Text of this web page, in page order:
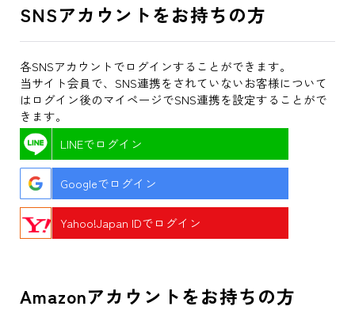
SNSアカウントをお持ちの方
各SNSアカウントでログインすることができます。
当サイト会員で、SNS連携をされていないお客様について
はログイン後のマイページでSNS連携を設定することがで
きます。
LINEでログイン
Googleでログイン
Yahoo!Japan IDでログイン
Amazonアカウントをお持ちの方